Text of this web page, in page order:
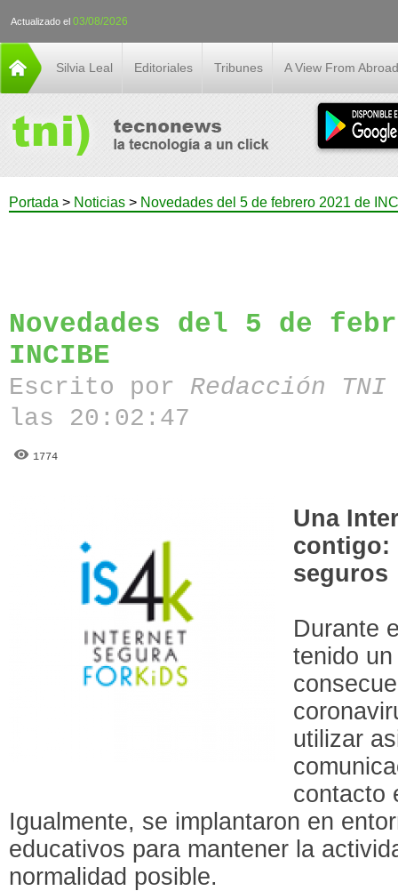
Actualizado el 03/08/2026
Silvia Leal Editoriales Tribunes A View From Abroad
Portada > Noticias > Novedades del 5 de febrero 2021 de
Novedades del 5 de
INCIBE
Escrito por Redacción
las 20:02:47
1774
Una
contigo:
seguros
Durante
tenido
utilizar
contacto
Igualmente, se implantaron en
educativos para mantener la
normalidad posible.